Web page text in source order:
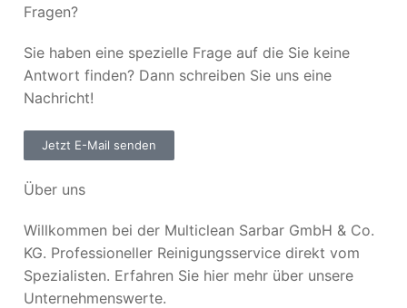
Fragen?
Sie haben eine spezielle Frage auf die Sie keine
Antwort finden? Dann schreiben Sie uns eine
Nachricht!
Jetzt E-Mail senden
Über uns
Willkommen bei der Multiclean Sarbar GmbH & Co.
KG. Professioneller Reinigungsservice direkt vom
Spezialisten. Erfahren Sie hier mehr über unsere
Unternehmenswerte.